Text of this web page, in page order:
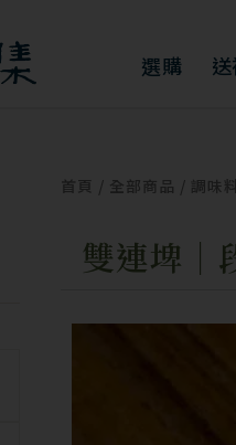
選購
首頁 / 全部商品 / 調味
雙連埤｜